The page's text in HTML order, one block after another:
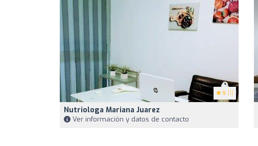
5 (1)
Nutriologa Mariana Juarez
Ver información y datos de contacto